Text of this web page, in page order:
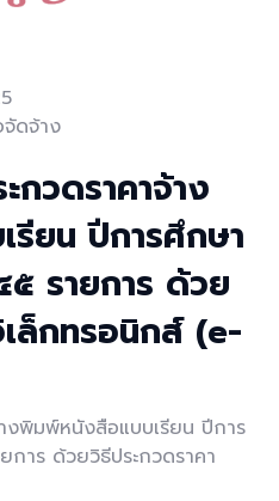
จัดจ้าง
กวดราคาจ้าง
ยน ปีการศึกษา
รายการ ด้วย
เล็กทรอนิกส์ (e-
งพิมพ์หนังสือแบบเรียน ปีการ
าร ด้วยวิธีประกวดราคา